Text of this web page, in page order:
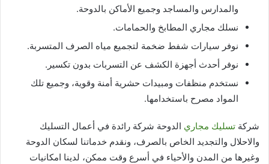
والمدارس والمساجد وجميع الأماكن بالدوحة.
نسلك مجاري المطابخ والحمامات.
نوفر سيارات شفط ضخمة لتجميع مياه الصرف المتسربة.
نوفر أحدث أجهزة الكشف عن التسربات بدون تكسير.
نستخدم منظفات ومبيدات حشرية أمنة وقوية، وجميع تلك
المواد مصرح باستخدامها.
شركة تسليك مجاري الدوحة شركة رائدة في أعمال التسليك
والاحلال والتجديد الخاص بالصرف، ونقدم خدماتنا لسكان الدوحة
وغيرها من المدن والأحياء في أسرع وقت ممكن، لدينا امكانيات